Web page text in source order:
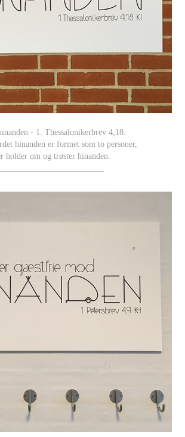
- 1. Thessalonikerbrev 4,18.
hinanden er formet som to personer,
holder om og trøster hinanden.